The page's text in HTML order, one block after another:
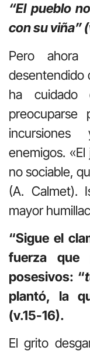
“El pueblo
con su viña”
Pero
desentendido
ha
enemigos.
no sociable,
(A. Calmet).
mayor
“Sigue el
fuerza que
posesivos: “
plantó, la
(v.15-16).
El grito